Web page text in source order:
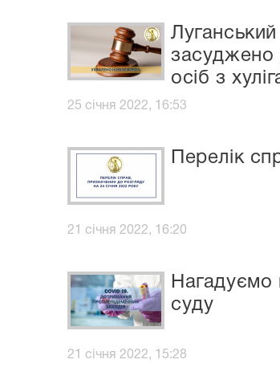
засуджено
осіб з
25 січня 2022, 16:53
Перелік
21 січня 2022, 16:20
Нагадуємо
суду
21 січня 2022, 15:28